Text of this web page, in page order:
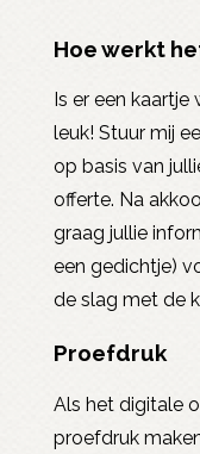
Hoe werkt
Is er een
leuk! Stuur mij
op basis van
offerte. Na
graag jullie
een gedichtje)
de slag met de
Proefdruk
Als het digitale
proefdruk